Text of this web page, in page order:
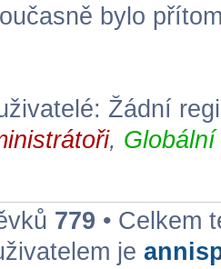
bylo
Žádní
,
779 • Celkem
je